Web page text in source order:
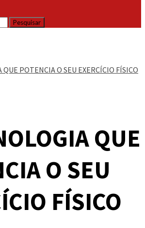
POTENCIA O SEU EXERCÍCIO FÍSICO
QUE
O SEU
FÍSICO